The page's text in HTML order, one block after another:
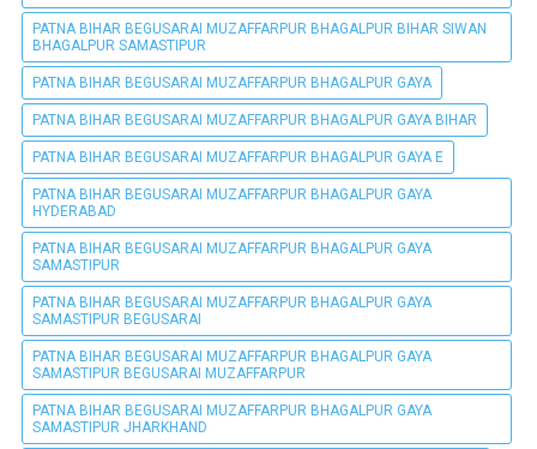
PATNA BIHAR BEGUSARAI MUZAFFARPUR BHAGALPUR BIHAR SIWAN
BHAGALPUR SAMASTIPUR
PATNA BIHAR BEGUSARAI MUZAFFARPUR BHAGALPUR GAYA
PATNA BIHAR BEGUSARAI MUZAFFARPUR BHAGALPUR GAYA BIHAR
PATNA BIHAR BEGUSARAI MUZAFFARPUR BHAGALPUR GAYA E
PATNA BIHAR BEGUSARAI MUZAFFARPUR BHAGALPUR GAYA
HYDERABAD
PATNA BIHAR BEGUSARAI MUZAFFARPUR BHAGALPUR GAYA
SAMASTIPUR
PATNA BIHAR BEGUSARAI MUZAFFARPUR BHAGALPUR GAYA
SAMASTIPUR BEGUSARAI
PATNA BIHAR BEGUSARAI MUZAFFARPUR BHAGALPUR GAYA
SAMASTIPUR BEGUSARAI MUZAFFARPUR
PATNA BIHAR BEGUSARAI MUZAFFARPUR BHAGALPUR GAYA
SAMASTIPUR JHARKHAND